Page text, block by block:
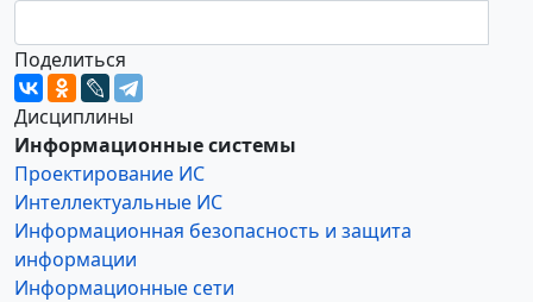
Поделиться
Дисциплины
Информационные системы
Проектирование ИС
Интеллектуальные ИС
Информационная безопасность и защита
информации
Информационные сети